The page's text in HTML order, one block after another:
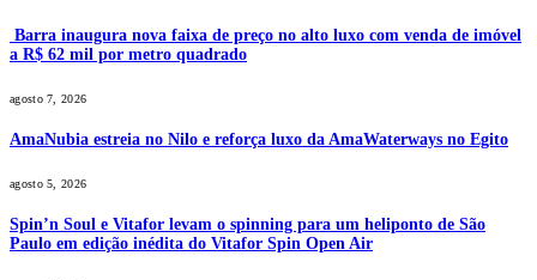
Barra inaugura nova faixa de preço no alto luxo com venda de imóvel
a R$ 62 mil por metro quadrado
agosto 7, 2026
AmaNubia estreia no Nilo e reforça luxo da AmaWaterways no Egito
agosto 5, 2026
Spin’n Soul e Vitafor levam o spinning para um heliponto de São
Paulo em edição inédita do Vitafor Spin Open Air